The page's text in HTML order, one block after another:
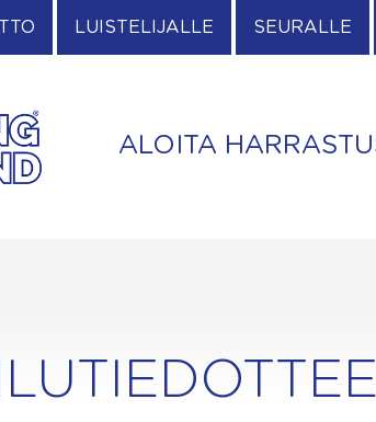
LUISTELIJALLE SEURALLE
ALOITA